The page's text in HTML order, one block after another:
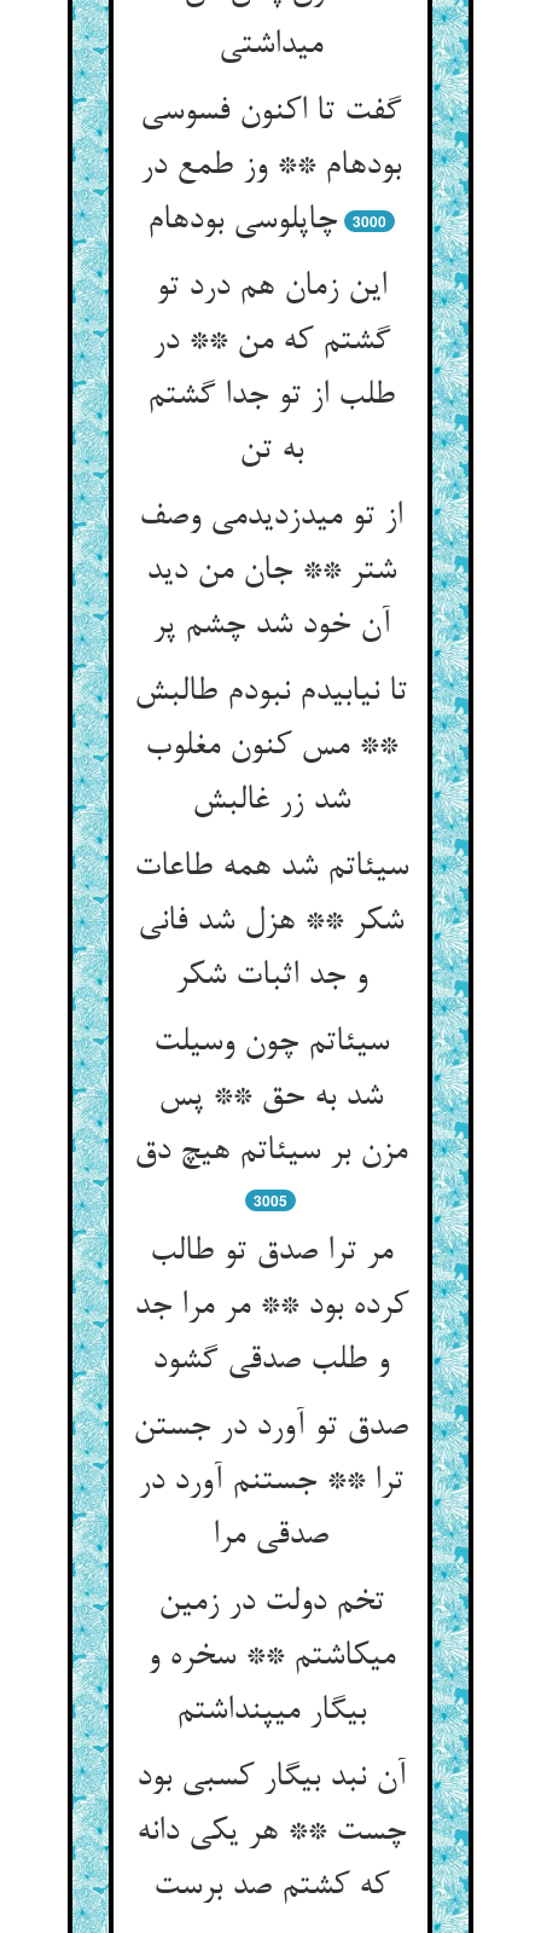
می‏داشتی‏
گفت تا اکنون فسوسی
بوده‏ام ** وز طمع در
چاپلوسی بوده‏ام‏
3000
این زمان هم درد تو
گشتم که من ** در
طلب از تو جدا گشتم
به تن‏
از تو می‏دزدیدمی وصف
شتر ** جان من دید
آن خود شد چشم پر
تا نیابیدم نبودم طالبش
** مس کنون مغلوب
شد زر غالبش‏
سیئاتم شد همه طاعات
شکر ** هزل شد فانی
و جد اثبات شکر
سیئاتم چون وسیلت
شد به حق ** پس
مزن بر سیئاتم هیچ دق‏
3005
مر ترا صدق تو طالب
کرده بود ** مر مرا جد
و طلب صدقی گشود
صدق تو آورد در جستن
ترا ** جستنم آورد در
صدقی مرا
تخم دولت در زمین
می‏کاشتم ** سخره و
بیگار می‏پنداشتم‏
آن نبد بیگار کسبی بود
چست ** هر یکی دانه
که کشتم صد برست‏